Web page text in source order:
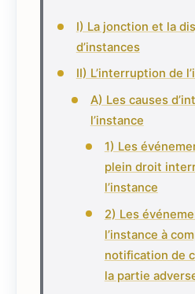
I) La jonction et la
d’instances
II) L’interruption de
A) Les causes
l’instance
1) Les
plein droit
l’instance
2) Les
l’instance à
notification de
la partie